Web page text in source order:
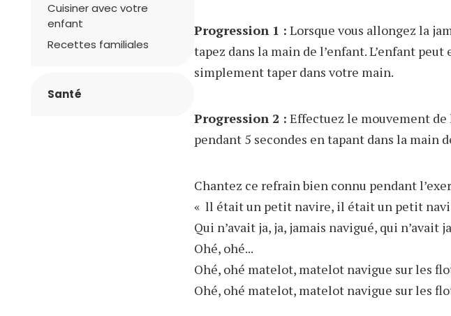
Progression 1 : Lorsque vous allongez la
tapez dans la main de l’enfant. L’enfant
simplement taper dans votre main.
Progression 2 : Effectuez le mouvement
pendant 5 secondes en tapant dans la main
Chantez ce refrain bien connu pendant
« ll était un petit navire, il était un petit
Qui n’avait ja, ja, jamais navigué, qui n’avait
Ohé, ohé...
Ohé, ohé matelot, matelot navigue sur les
Ohé, ohé matelot, matelot navigue sur les
Cuisiner avec votre
enfant
Recettes familiales
Santé